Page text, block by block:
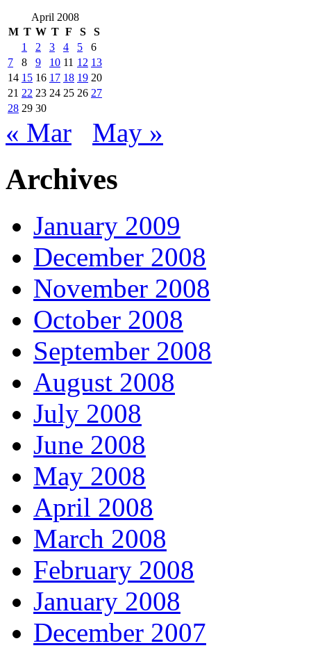
April 2008
M T W T F S
S
1
2 3 4 5
6
7
8 9 10 11 12 13
14 15 16 17 18 19 20
21 22 23 24 25 26 27
28 29 30
« Mar May »
Archives
January 2009
December 2008
November 2008
October 2008
September 2008
August 2008
July 2008
June 2008
May 2008
April 2008
March 2008
February 2008
January 2008
December 2007